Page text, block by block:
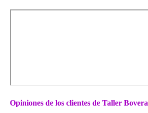
Opiniones de los clientes de Taller Bovera